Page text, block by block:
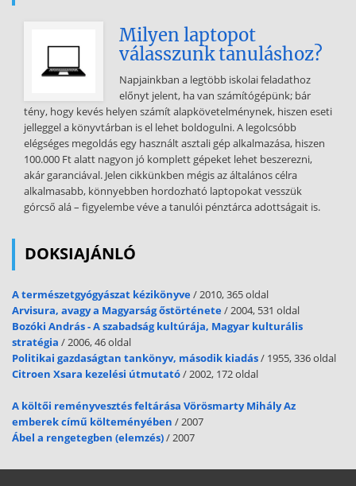
Milyen laptopot
válasszunk tanuláshoz?
Napjainkban a legtöbb iskolai feladathoz
előnyt jelent, ha van számítógépünk; bár
tény, hogy kevés helyen számít alapkövetelménynek, hiszen eseti
jelleggel a könyvtárban is el lehet boldogulni. A legolcsóbb
elégséges megoldás egy használt asztali gép alkalmazása, hiszen
100.000 Ft alatt nagyon jó komplett gépeket lehet beszerezni,
akár garanciával. Jelen cikkünkben mégis az általános célra
alkalmasabb, könnyebben hordozható laptopokat vesszük
górcső alá – figyelembe véve a tanulói pénztárca adottságait is.
DOKSIAJÁNLÓ
A természetgyógyászat kézikönyve/ 2010, 365 oldal
Arvisura, avagy a Magyarság őstörténete/ 2004, 531 oldal
Bozóki András - A szabadság kultúrája, Magyar kulturális
stratégia / 2006, 46 oldal
Politikai gazdaságtan tankönyv, második kiadás/ 1955, 336 oldal
Citroen Xsara kezelési útmutató/ 2002, 172 oldal
A költői reményvesztés feltárása Vörösmarty Mihály Az
emberek című költeményében / 2007
Ábel a rengetegben (elemzés)/ 2007